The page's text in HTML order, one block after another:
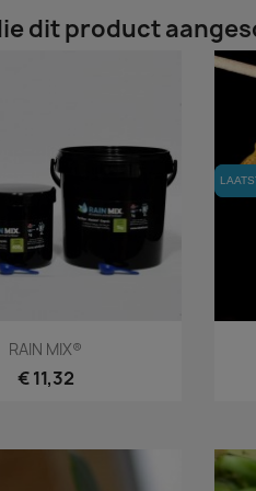
dit product
Snel bekijken
RAIN MIX®
€ 11,32